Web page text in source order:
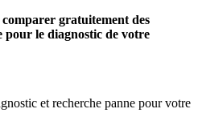
gratuitement des
pour le diagnostic de votre
et recherche panne pour votre